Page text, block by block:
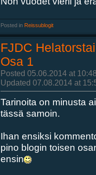
Posted in Reissublogit
FJDC
Osa 1
Posted 05.06.2014 at
Updated 07.08.2014 at
Tarinoita on minusta
tässä samoin.
Ihan ensiksi
pino blogin toisen
ensin